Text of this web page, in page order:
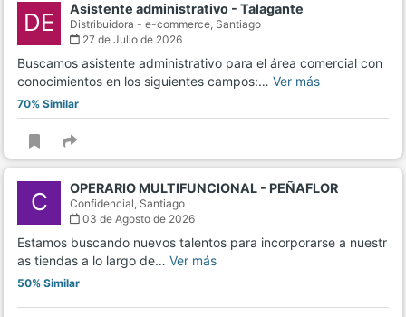
DE Asistente administrativo - Talagante
Distribuidora - e-commerce, Santiago
27 de Julio de 2026
Buscamos asistente administrativo para el área comercial con
conocimientos en los siguientes campos:… Ver más
70% Similar
C OPERARIO MULTIFUNCIONAL - PEÑAFLOR
Confidencial, Santiago
03 de Agosto de 2026
Estamos buscando nuevos talentos para incorporarse a nuestr
as tiendas a lo largo de… Ver más
50% Similar